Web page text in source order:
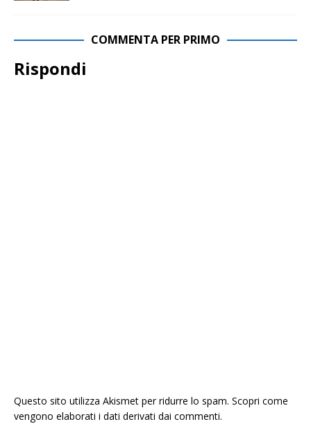
COMMENTA PER PRIMO
Rispondi
Questo sito utilizza Akismet per ridurre lo spam. Scopri come
vengono elaborati i dati derivati dai commenti.